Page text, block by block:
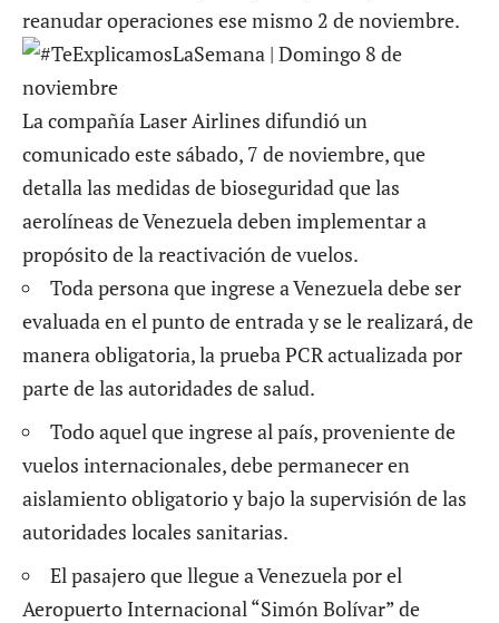
reanudar operaciones ese mismo 2 de noviembre.
La compañía Laser Airlines difundió un
comunicado este sábado, 7 de noviembre, que
detalla las medidas de bioseguridad que las
aerolíneas de Venezuela deben implementara
propósito de la reactivación de vuelos.
Toda persona que ingrese a Venezuela debe ser
evaluada en el punto de entrada y se le realizará, de
manera obligatoria, la prueba PCR actualizada por
parte de las autoridades de salud.
Todo aquel que ingrese al país, proveniente de
vuelos internacionales, debe permanecer en
aislamiento obligatorio y bajo la supervisión de las
autoridades locales sanitarias.
El pasajero que llegue a Venezuela por el
Aeropuerto Internacional “Simón Bolívar” de